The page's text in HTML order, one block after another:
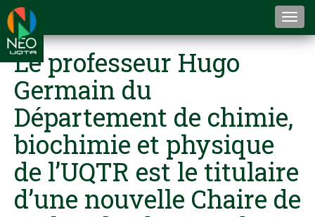
Le professeur Hugo
Germain du
Département de chimie,
biochimie et physique
de l’UQTR est le titulaire
d’une nouvelle Chaire de